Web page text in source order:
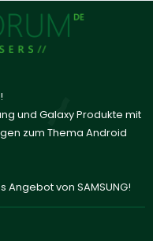
und Galaxy Produkte mit
zum Thema Android
Angebot von SAMSUNG!